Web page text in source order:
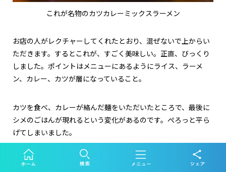
これが名物のカツカレーミックスラーメン
お店の人がレクチャーしてくれたとおり、混ぜないで上からい
ただきます。するとこれが、すごく美味しい。正直、びっくり
しました。ポイントはメニューにあるようにライス、ラーメ
ン、カレー、カツが層になっていること。
カツを食べ、カレーが絡んだ麺をいただいたところで、最後に
シメのごはんが現れるという変化があるのです。ぺろっと平ら
げてしまいました。
奥会津ビューポイント かねやまふれあい広場